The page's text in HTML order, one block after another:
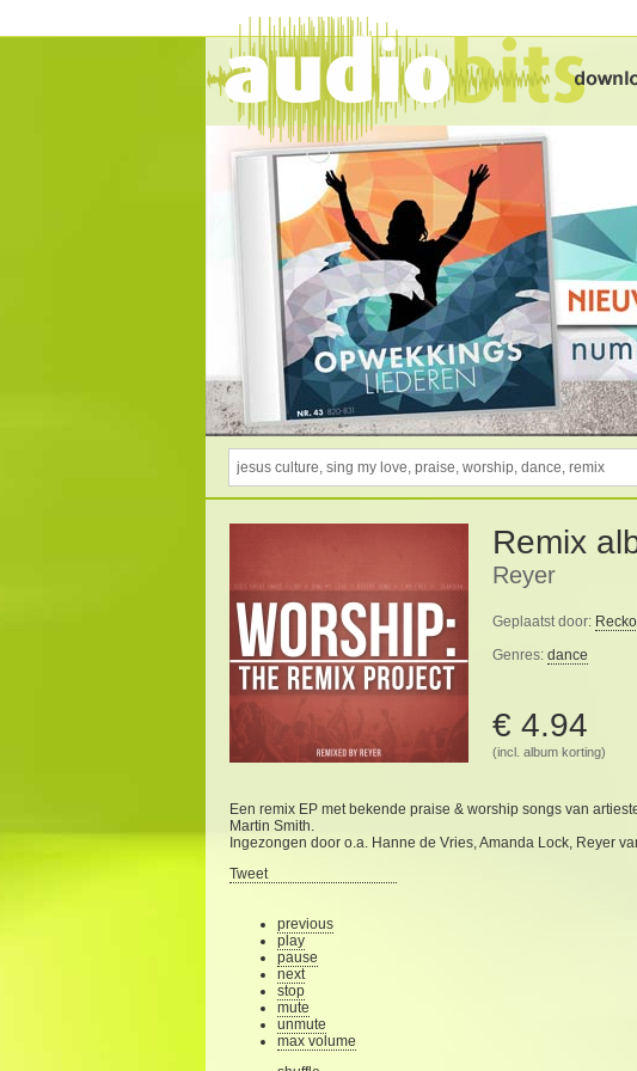
Remix
Reyer
Geplaatst door:
Genres: dance
€ 4.94
(incl. album korting)
Een remix EP met bekende praise & worship songs van
Martin Smith.
Ingezongen door o.a. Hanne de Vries, Amanda Lock, Reyer
Tweet
previous
play
pause
next
stop
mute
unmute
max volume